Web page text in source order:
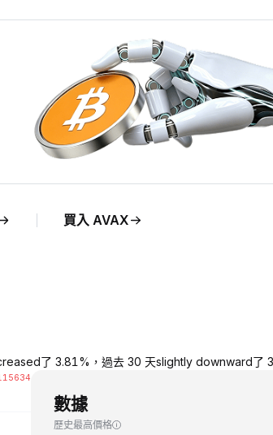
買入 AVAX
了 3.81%，過去 30 天slightly downward了
數據
歷史最高價格